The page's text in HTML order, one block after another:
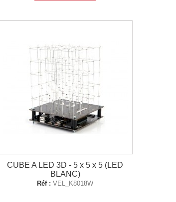
CUBE A LED 3D - 5 x 5 x 5 (LED
BLANC)
Réf : VEL_K8018W